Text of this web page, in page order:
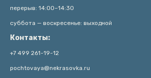
перерыв: 14:00–14:30
суббота — воскресенье: выходной
Контакты:
+7 499 261-19-12
pochtovaya@nekrasovka.ru